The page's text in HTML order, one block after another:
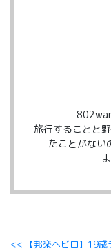
旅行することと
たことがない
<< 【邦楽ヘビロ】19歳